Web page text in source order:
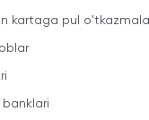
kartaga pul